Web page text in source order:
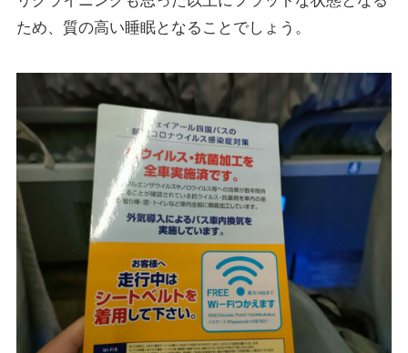
ため、質の高い睡眠となることでしょう。